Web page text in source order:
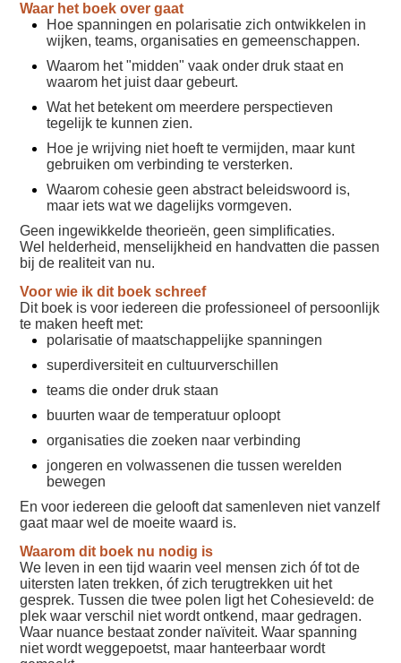
Waar het boek over gaat
Hoe spanningen en polarisatie zich ontwikkelen in
wijken, teams, organisaties en gemeenschappen.
Waarom het "midden" vaak onder druk staat en
waarom het juist daar gebeurt.
Wat het betekent om meerdere perspectieven
tegelijk te kunnen zien.
Hoe je wrijving niet hoeft te vermijden, maar kunt
gebruiken om verbinding te versterken.
Waarom cohesie geen abstract beleidswoord is,
maar iets wat we dagelijks vormgeven.
Geen ingewikkelde theorieën, geen simplificaties.
Wel helderheid, menselijkheid en handvatten die passen
bij de realiteit van nu.
Voor wie ik dit boek schreef
Dit boek is voor iedereen die professioneel of persoonlijk
te maken heeft met:
polarisatie of maatschappelijke spanningen
superdiversiteit en cultuurverschillen
teams die onder druk staan
buurten waar de temperatuur oploopt
organisaties die zoeken naar verbinding
jongeren en volwassenen die tussen werelden
bewegen
En voor iedereen die gelooft dat samenleven niet vanzelf
gaat maar wel de moeite waard is.
Waarom dit boek nu nodig is
We leven in een tijd waarin veel mensen zich óf tot de
uitersten laten trekken, óf zich terugtrekken uit het
gesprek. Tussen die twee polen ligt het Cohesieveld: de
plek waar verschil niet wordt ontkend, maar gedragen.
Waar nuance bestaat zonder naïviteit. Waar spanning
niet wordt weggepoetst, maar hanteerbaar wordt